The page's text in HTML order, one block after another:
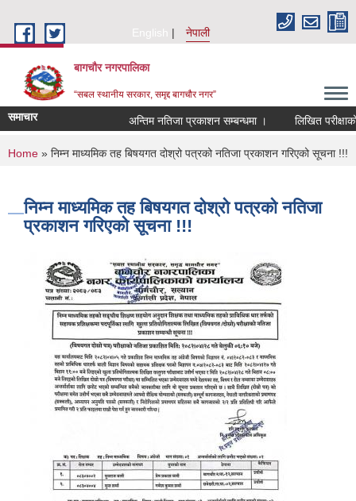
English
नेपाली
बागचौर नगरपालिका
“सबल स्थानीय सरकार, समृद्द बागचौर नगर”
समाचार अन्तिम नतिजा प्रकाशन सम्बन्धमा । लिखित
You are here
Home » निम्न माध्यमिक तह बिषयगत दोश्रो पत्रको नतिजा प्रकाशन गरिएको सूचना !!!
निम्न माध्यमिक तह बिषयगत दोश्रो पत्रको नतिजा
प्रकाशन गरिएको सूचना !!!